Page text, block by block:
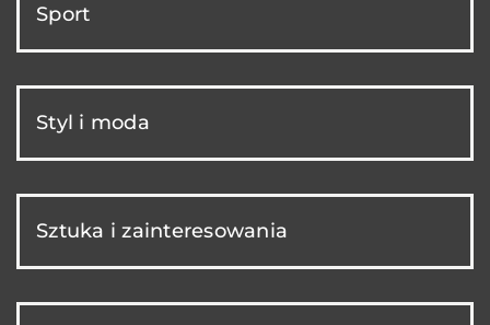
Sport
Styl i moda
Sztuka i zainteresowania